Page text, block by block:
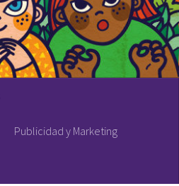
Publicidad y Marketing